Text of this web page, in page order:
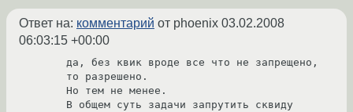
Ответ на: комментарий от phoenix 03.02.2008
06:03:15 +00:00
да, без квик вроде все что не запрещено,
то разрешено.
Но тем не менее.
В общем суть задачи запрутить сквиду